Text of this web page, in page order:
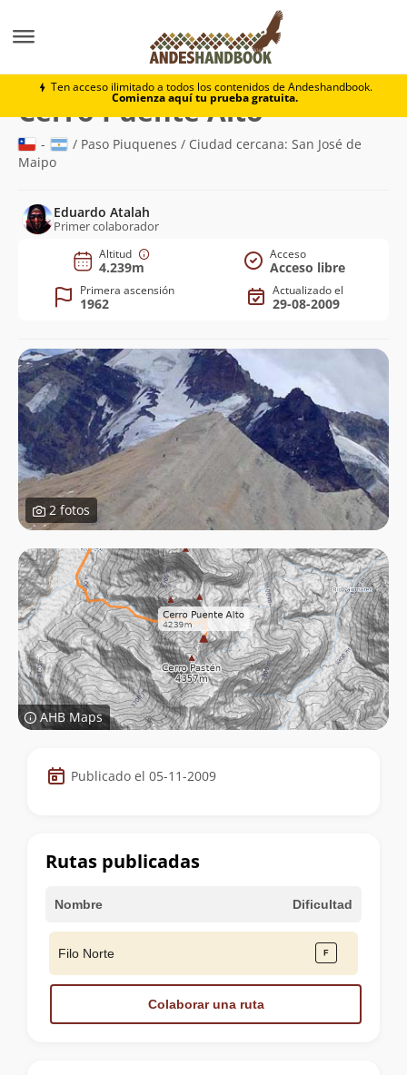
Ten acceso ilimitado a todos los contenidos de Andeshandbook.
Comienza aquí tu prueba gratuita.
Cerro Puente Alto
Cerro Puente Alto(4.239m)
-
/ Paso Piuquenes / Ciudad cercana: San José de
Maipo
Eduardo Atalah
Primer colaborador
Altitud
4.239m
Acceso
Acceso libre
Primera ascensión
1962
Actualizado el
29-08-2009
2 fotos
AHB Maps
Datos
de
cumbre
Publicado el 05-11-2009
Rutas publicadas
Nombre Dificultad
Filo Norte
Colaborar una ruta